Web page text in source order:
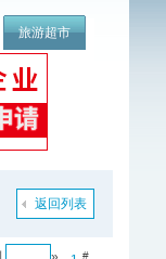
旅游超市
返回列表
#